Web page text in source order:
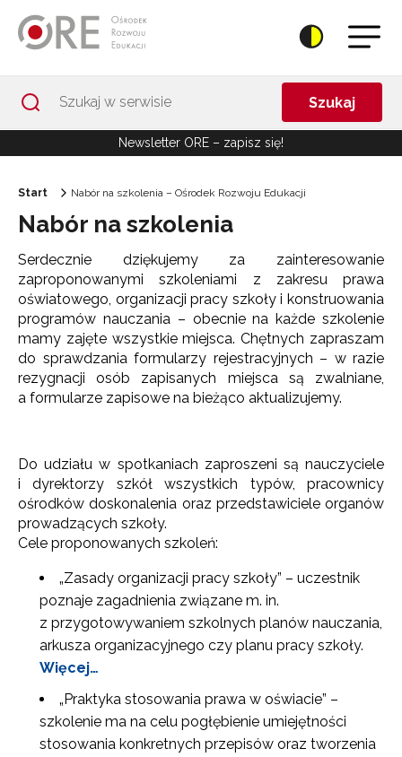
Szukaj
Newsletter ORE – zapisz się!
Start Nabór na szkolenia – Ośrodek Rozwoju Edukacji
Nabór na szkolenia
Serdecznie dziękujemy za zainteresowanie
zaproponowanymi szkoleniami z zakresu prawa
oświatowego, organizacji pracy szkoły i konstruowania
programów nauczania – obecnie na każde szkolenie
mamy zajęte wszystkie miejsca. Chętnych zapraszam
do sprawdzania formularzy rejestracyjnych – w razie
rezygnacji osób zapisanych miejsca są zwalniane,
a formularze zapisowe na bieżąco aktualizujemy.
Do udziału w spotkaniach zaproszeni są nauczyciele
i dyrektorzy szkół wszystkich typów, pracownicy
ośrodków doskonalenia oraz przedstawiciele organów
prowadzących szkoły.
Cele proponowanych szkoleń:
„Zasady organizacji pracy szkoły” – uczestnik
poznaje zagadnienia związane m. in.
z przygotowywaniem szkolnych planów nauczania,
arkusza organizacyjnego czy planu pracy szkoły.
Więcej…
„Praktyka stosowania prawa w oświacie” –
szkolenie ma na celu pogłębienie umiejętności
stosowania konkretnych przepisów oraz tworzenia